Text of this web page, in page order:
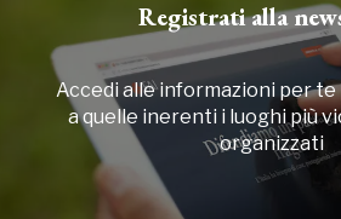
Registrati alla
Accedi alle informazioni per
a quelle inerenti i luoghi più
organizzati